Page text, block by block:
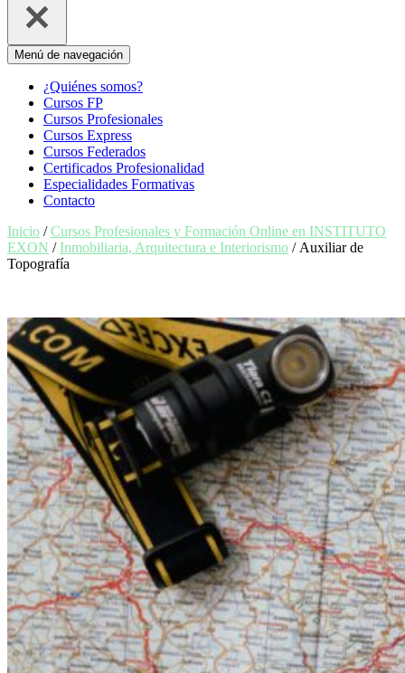
Menú de navegación
¿Quiénes somos?
Cursos FP
Cursos Profesionales
Cursos Express
Cursos Federados
Certificados Profesionalidad
Especialidades Formativas
Contacto
Inicio /Cursos Profesionales y Formación Online en INSTITUTO
EXON / Inmobiliaria, Arquitectura e Interiorismo / Auxiliar de
Topografía